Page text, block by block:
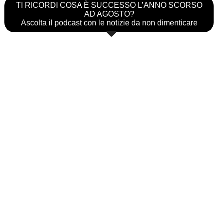
TI RICORDI COSA È SUCCESSO L’ANNO SCORSO
AD AGOSTO?
Ascolta il podcast con le notizie da non dimenticare